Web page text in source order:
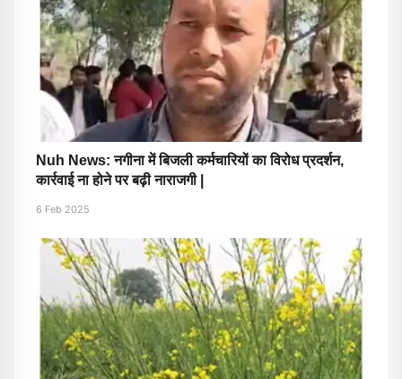
Nuh News: नगीना में बिजली कर्मचारियों का विरोध प्रदर्शन,
कार्रवाई ना होने पर बढ़ी नाराजगी |
6 Feb 2025